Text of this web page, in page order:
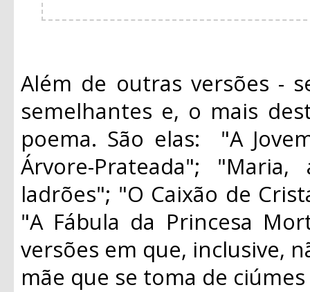
Além de outras versões -
semelhantes e, o mais
poema. São elas: "A
Árvore-Prateada";
ladrões"; "O Caixão de
"A Fábula da Princesa
versões em que, inclusive,
mãe que se toma de